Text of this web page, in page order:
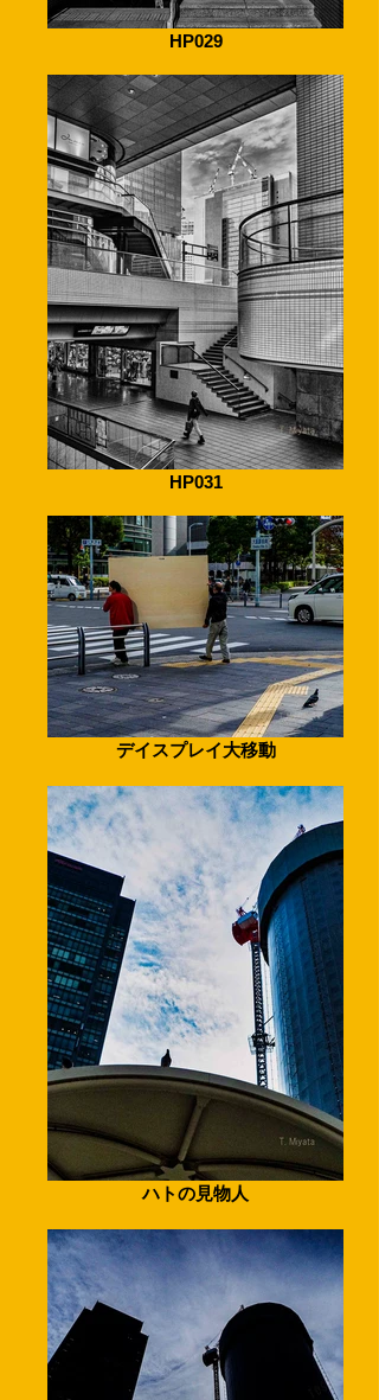
HP029
HP031
デイスプレイ大移動
ハトの見物人